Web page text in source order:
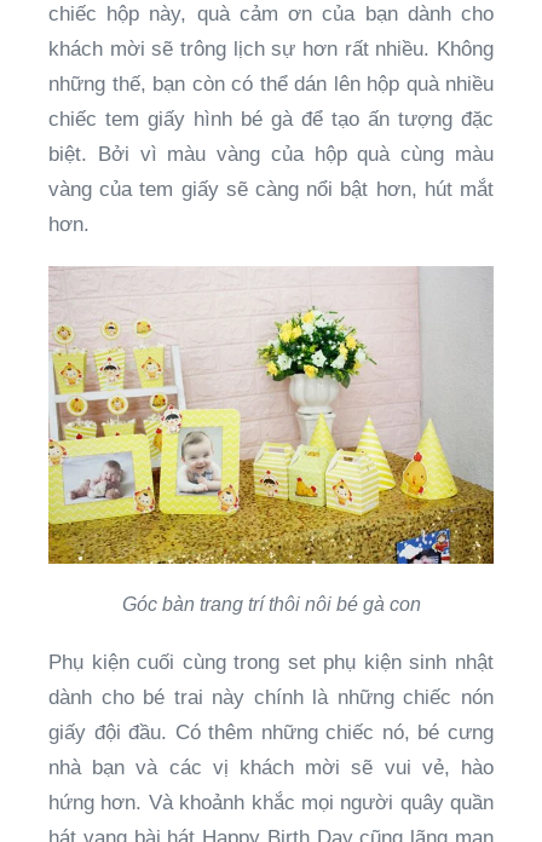
chiếc hộp này, quà cảm ơn của bạn dành cho
khách mời sẽ trông lịch sự hơn rất nhiều. Không
những thế, bạn còn có thể dán lên hộp quà nhiều
chiếc tem giấy hình bé gà để tạo ấn tượng đặc
biệt. Bởi vì màu vàng của hộp quà cùng màu
vàng của tem giấy sẽ càng nổi bật hơn, hút mắt
hơn.
Góc bàn trang trí thôi nôi bé gà con
Phụ kiện cuối cùng trong set phụ kiện sinh nhật
dành cho bé trai này chính là những chiếc nón
giấy đội đầu. Có thêm những chiếc nó, bé cưng
nhà bạn và các vị khách mời sẽ vui vẻ, hào
hứng hơn. Và khoảnh khắc mọi người quây quần
hát vang bài hát Happy Birth Day cũng lãng mạn